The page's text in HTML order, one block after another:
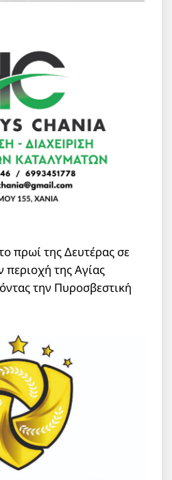
πρωί της Δευτέρας σε
περιοχή της Αγίας
την Πυροσβεστική